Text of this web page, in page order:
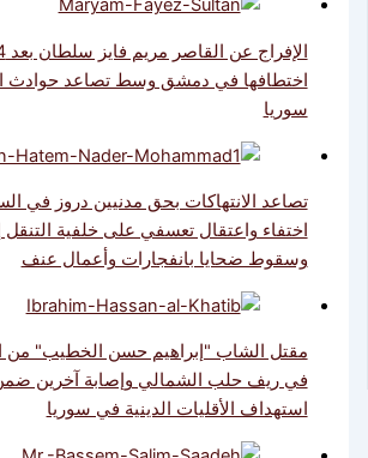
اختطافها في دمشق وسط تصاعد حوادث
سوريا
تصاعد الانتهاكات بحق مدنيين دروز في
اختفاء واعتقال تعسفي على خلفية
وسقوط ضحايا بانفجارات وأعمال عنف
مقتل الشاب "إبراهيم حسن الخطيب" من
في ريف حلب الشمالي وإصابة آخرين
استهداف الأقليات الدينية في سوريا